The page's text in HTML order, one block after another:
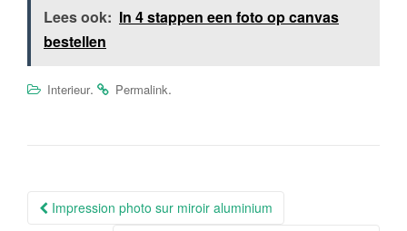
Lees ook: In 4 stappen een foto op canvas
bestellen
Interieur. Permalink.
Berichtnavigatie
Impression photo sur miroir aluminium